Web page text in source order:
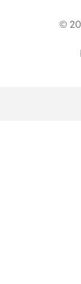
©